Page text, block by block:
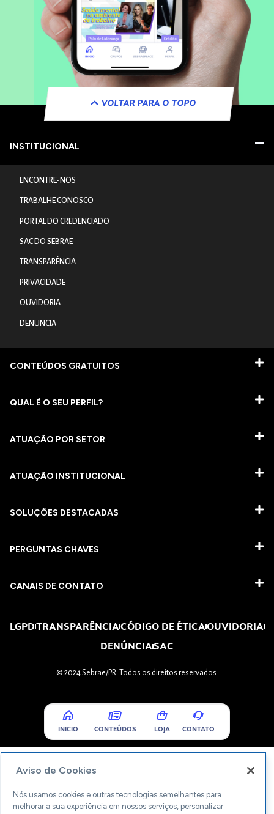
VOLTAR PARA O TOPO
INSTITUCIONAL
ENCONTRE-NOS
TRABALHE CONOSCO
PORTAL DO CREDENCIADO
SAC DO SEBRAE
TRANSPARÊNCIA
PRIVACIDADE
OUVIDORIA
DENUNCIA
CONTEÚDOS GRATUITOS
QUAL É O SEU PERFIL?
ATUAÇÃO POR SETOR
ATUAÇÃO INSTITUCIONAL
SOLUÇÕES DESTACADAS
PERGUNTAS CHAVES​
CANAIS DE CONTATO
LGPDTRANSPARÊNCIACÓDIGO DE ÉTICAOUVIDORIA
DENÚNCIASAC
© 2024 Sebrae/PR. Todos os direitos reservados.
INICIO CONTEÚDOS LOJA CONTATO
Aviso de Cookies
Nós usamos cookies e outras tecnologias semelhantes para
melhorar a sua experiência em nossos serviços, personalizar